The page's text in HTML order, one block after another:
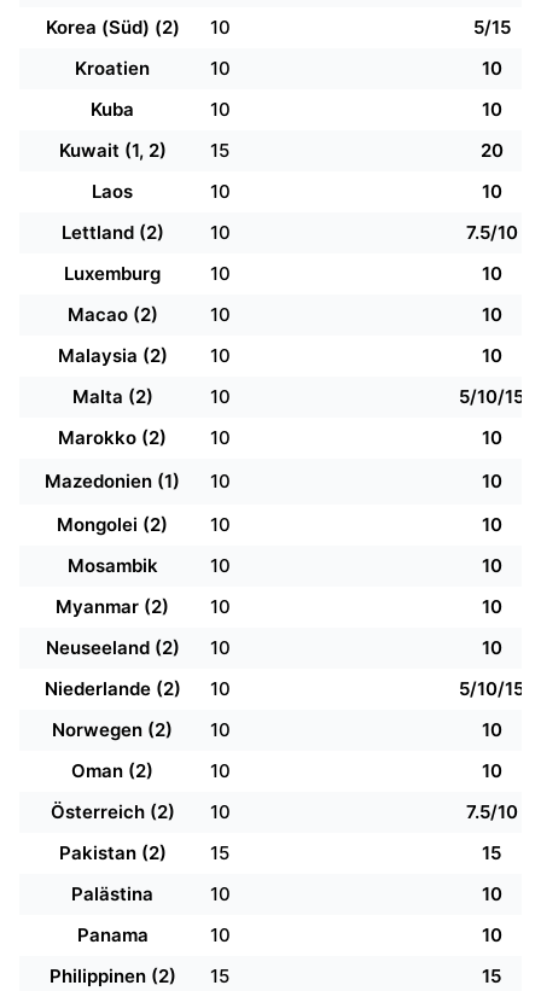
Korea (Süd) (2)
10
5/15
Kroatien
10
10
Kuba
10
10
Kuwait (1, 2)
15
20
Laos
10
10
Lettland (2)
10
7.5/10
Luxemburg
10
10
Macao (2)
10
10
Malaysia (2)
10
10
Malta (2)
10
5/10/15
Marokko (2)
10
10
Mazedonien (1)
10
10
Mongolei (2)
10
10
Mosambik
10
10
Myanmar (2)
10
10
Neuseeland (2)
10
10
Niederlande (2)
10
5/10/15
Norwegen (2)
10
10
Oman (2)
10
10
Österreich (2)
10
7.5/10
Pakistan (2)
15
15
Palästina
10
10
Panama
10
10
Philippinen (2)
15 15